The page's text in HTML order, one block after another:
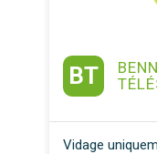
BT
Vidage